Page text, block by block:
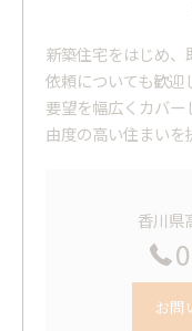
新築住宅をはじめ
依頼についても歓迎
要望を幅広くカバー
由度の高い住まいを
香川県
お問